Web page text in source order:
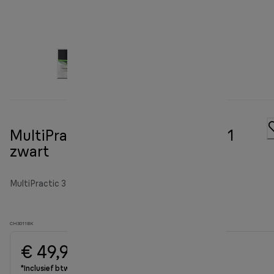
MultiPractic 3-hakmolen CH 3011
zwart
MultiPractic 3 Choppers
CH3011BK
€ 49,90
*Inclusief btw